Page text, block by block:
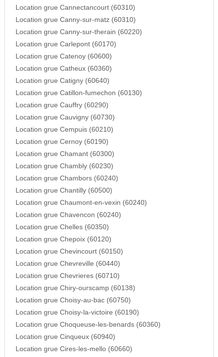
Location grue Cannectancourt (60310)
Location grue Canny-sur-matz (60310)
Location grue Canny-sur-therain (60220)
Location grue Carlepont (60170)
Location grue Catenoy (60600)
Location grue Catheux (60360)
Location grue Catigny (60640)
Location grue Catillon-fumechon (60130)
Location grue Cauffry (60290)
Location grue Cauvigny (60730)
Location grue Cempuis (60210)
Location grue Cernoy (60190)
Location grue Chamant (60300)
Location grue Chambly (60230)
Location grue Chambors (60240)
Location grue Chantilly (60500)
Location grue Chaumont-en-vexin (60240)
Location grue Chavencon (60240)
Location grue Chelles (60350)
Location grue Chepoix (60120)
Location grue Chevincourt (60150)
Location grue Chevreville (60440)
Location grue Chevrieres (60710)
Location grue Chiry-ourscamp (60138)
Location grue Choisy-au-bac (60750)
Location grue Choisy-la-victoire (60190)
Location grue Choqueuse-les-benards (60360)
Location grue Cinqueux (60940)
Location grue Cires-les-mello (60660)